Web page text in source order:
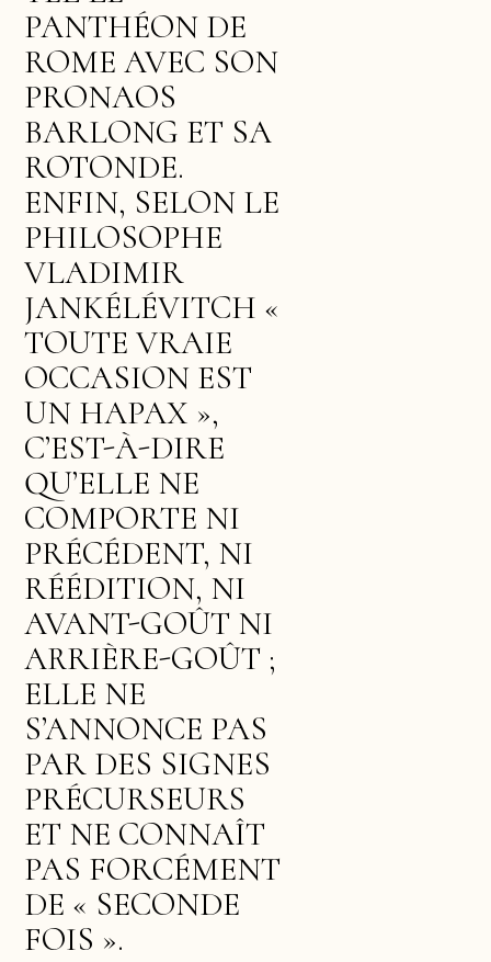
PANTHÉON DE
ROME AVEC SON
PRONAOS
BARLONG ET SA
ROTONDE.
ENFIN, SELON LE
PHILOSOPHE
VLADIMIR
JANKÉLÉVITCH «
TOUTE VRAIE
OCCASION EST
UN HAPAX »,
C’EST-À-DIRE
QU’ELLE NE
COMPORTE NI
PRÉCÉDENT, NI
RÉÉDITION, NI
AVANT-GOÛT NI
ARRIÈRE-GOÛT ;
ELLE NE
S’ANNONCE PAS
PAR DES SIGNES
PRÉCURSEURS
ET NE CONNAÎT
PAS FORCÉMENT
DE « SECONDE
FOIS ».